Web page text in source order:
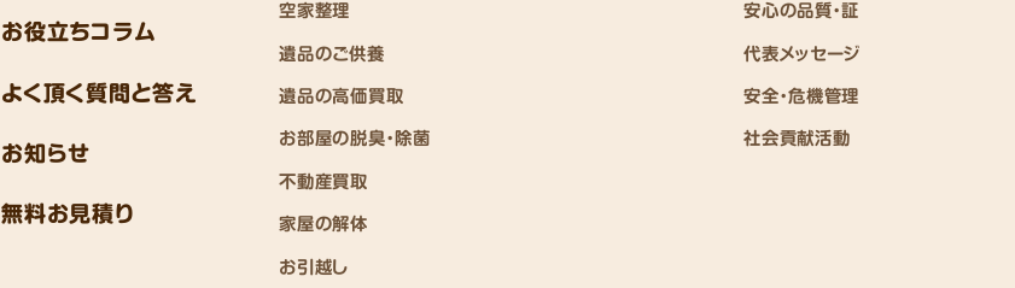
お役立ちコラム
よく頂く質問と答え
お知らせ
無料お見積り
空家整理
遺品のご供養
遺品の高価買取
お部屋の脱臭・除菌
不動産買取
家屋の解体
お引越し
安心の品質・証
代表メッセージ
安全・危機管理
社会貢献活動